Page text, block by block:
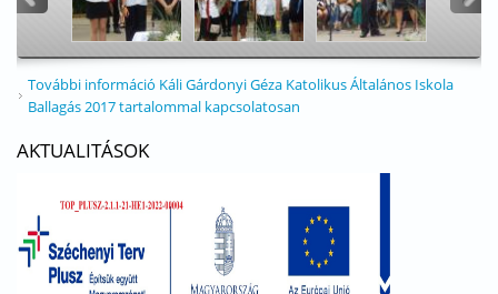
További információ Káli Gárdonyi Géza Katolikus Általános Iskola
Ballagás 2017 tartalommal kapcsolatosan
AKTUALITÁSOK